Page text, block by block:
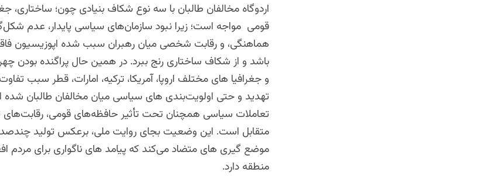
اردوگاه مخالفان طالبان با سه نوع شکاف بنیادی چون؛ ساختاری،
قومی مواجه است؛ زیرا نبود سازمان‌های سیاسی پایدار، عدم
هماهنگی، و رقابت شخصی میان رهبران سبب شده اپوزیسیون
باشد و از شکاف ساختاری رنج ببرد. در همین حال پراگنده بودن
و جغرافیا های مختلف اروپا، آمریکا، ترکیه، امارات، قطر سبب
تهدید و حتی اولویت‌بندی های سیاسی میان مخالفان طالبان
تعاملات سیاسی همچنان تحت تأثیر حافظه‌های قومی، رقابت‌های
متقابل است. این وضعیت بجای روایت ملی، برعکس تولید
موضع گیری های متضاد می‌کند که پیامد های ناگواری برای مردم
منطقه دارد.